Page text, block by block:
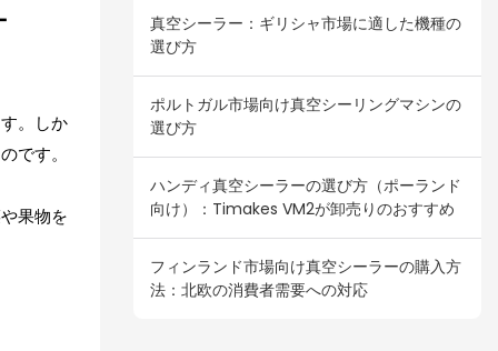
。しか
です。
果物を
真空シーラー：ギリシャ市場に適した機種の
選び方
ポルトガル市場向け真空シーリングマシンの
選び方
ハンディ真空シーラーの選び方（ポーランド
向け）：Timakes VM2が卸売りのおすすめ
フィンランド市場向け真空シーラーの購入方
法：北欧の消費者需要への対応